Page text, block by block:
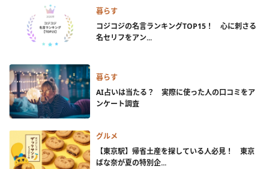
暮らす
コジコジの名言ランキングTOP15！ 心に刺さる
名セリフをアン...
暮らす
AI占いは当たる？ 実際に使った人の口コミをア
ンケート調査
グルメ
【東京駅】帰省土産を探している人必見！ 東京
ばな奈が夏の特別企...